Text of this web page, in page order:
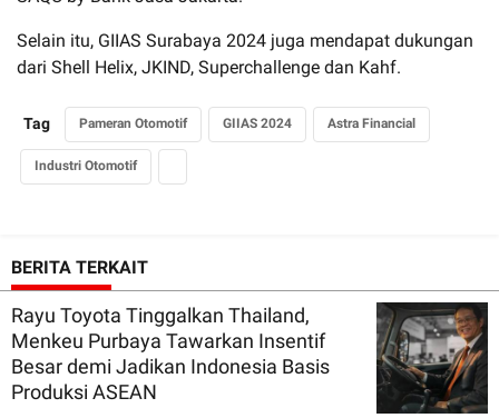
Selain itu, GIIAS Surabaya 2024 juga mendapat dukungan
dari Shell Helix, JKIND, Superchallenge dan Kahf.
Tag Pameran Otomotif GIIAS 2024 Astra Financial
Industri Otomotif
BERITA TERKAIT
Rayu Toyota Tinggalkan Thailand,
Menkeu Purbaya Tawarkan Insentif
Besar demi Jadikan Indonesia Basis
Produksi ASEAN